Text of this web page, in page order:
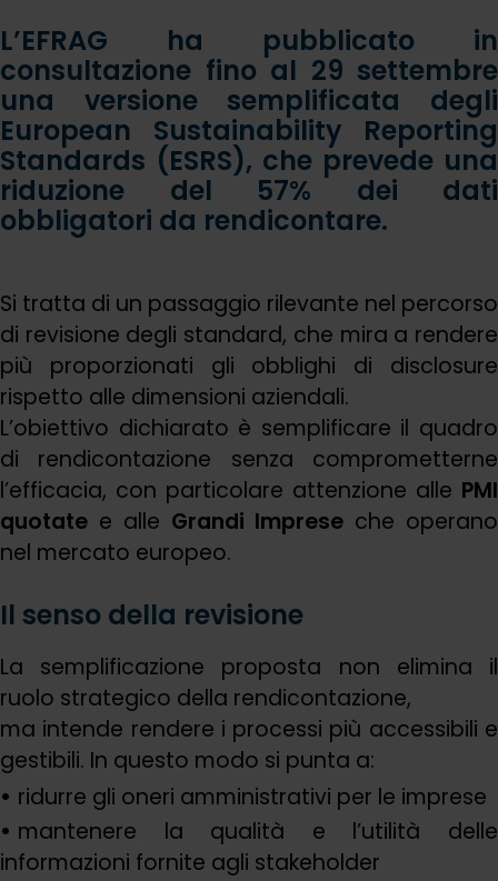
L’EFRAG ha pubblicato in
consultazione fino al 29 settembre
una versione semplificata degli
European Sustainability Reporting
Standards (ESRS), che prevede una
riduzione del 57% dei dati
obbligatori da rendicontare.
Si tratta di un passaggio rilevante nel percorso
di revisione degli standard, che mira a rendere
più proporzionati gli obblighi di disclosure
rispetto alle dimensioni aziendali.
L’obiettivo dichiarato è semplificare il quadro
di rendicontazione senza comprometterne
l’efficacia, con particolare attenzione alle PMI
quotate e alle Grandi Imprese che operano
nel mercato europeo.
Il senso della revisione
La semplificazione proposta non elimina il
ruolo strategico della rendicontazione,
ma intende rendere i processi più accessibili e
gestibili. In questo modo si punta a:
ridurre gli oneri amministrativi per le imprese
mantenere la qualità e l’utilità delle
informazioni fornite agli stakeholder